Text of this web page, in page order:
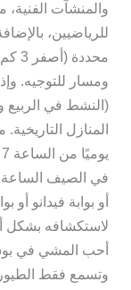
والمنشآت الفنية،
للرياضيين،
ومسار للتوجيه.
(النشط في
المنازل
أو بوابة فيدانو أو
لاستكشافه بشكل
أحب المشي في
وتسمع فقط